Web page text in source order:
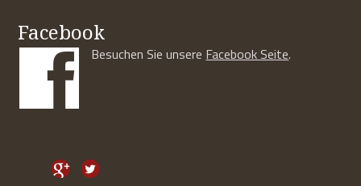
Facebook
Besuchen Sie unsere Facebook Seite.